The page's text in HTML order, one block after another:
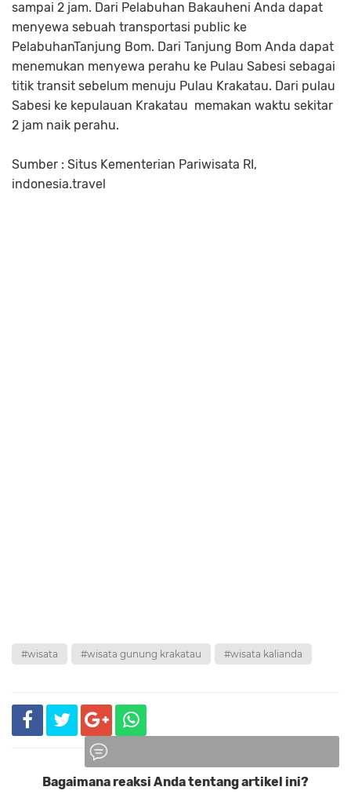
sampai 2 jam. Dari Pelabuhan Bakauheni Anda dapat
menyewa sebuah transportasi public ke
PelabuhanTanjung Bom. Dari Tanjung Bom Anda dapat
menemukan menyewa perahu ke Pulau Sabesi sebagai
titik transit sebelum menuju Pulau Krakatau. Dari pulau
Sabesi ke kepulauan Krakatau memakan waktu sekitar
2 jam naik perahu.
Sumber : Situs Kementerian Pariwisata RI,
indonesia.travel
#wisata #wisata gunung krakatau #wisata kalianda
Komentar
Bagaimana reaksi Anda tentang artikel ini?